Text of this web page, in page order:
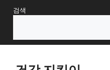
Skip검색